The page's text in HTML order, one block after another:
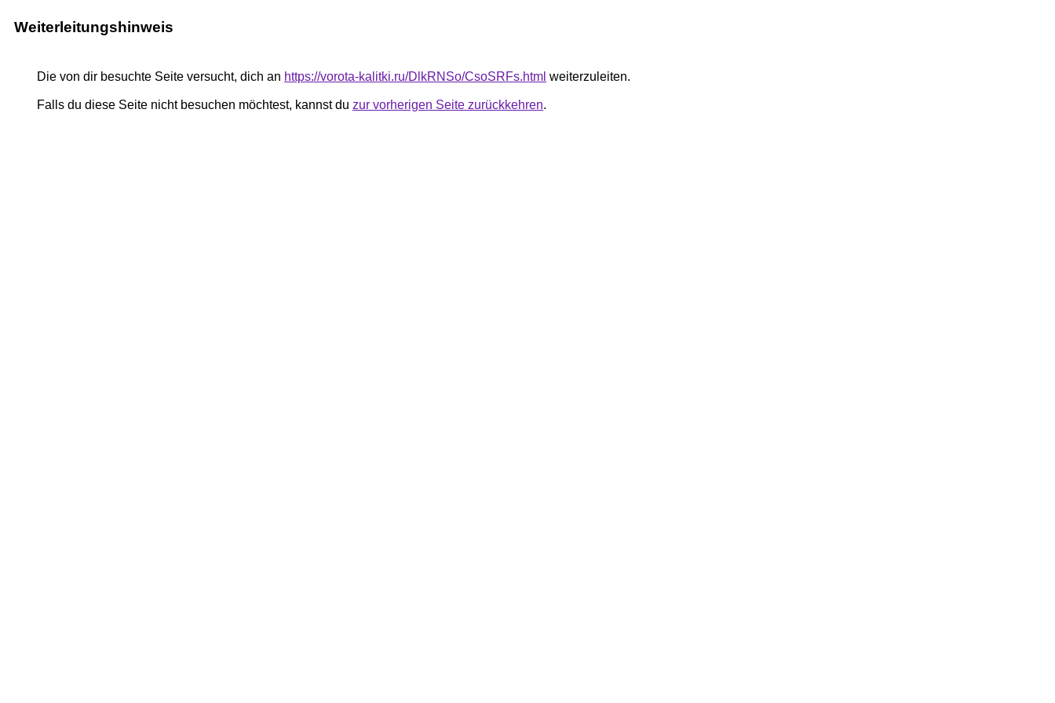
Weiterleitungshinweis
Die von dir besuchte Seite versucht, dich an https://vorota-kalitki.ru/DlkRNSo/CsoSRFs.html weiterzuleiten.
Falls du diese Seite nicht besuchen möchtest, kannst du zur vorherigen Seite zurückkehren.